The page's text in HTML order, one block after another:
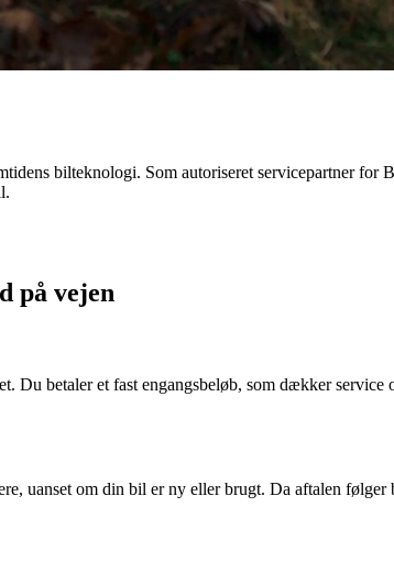
bilteknologi. Som autoriseret servicepartner
på vejen
betaler et fast engangsbeløb, som dækker service
uanset om din bil er ny eller brugt. Da aftalen